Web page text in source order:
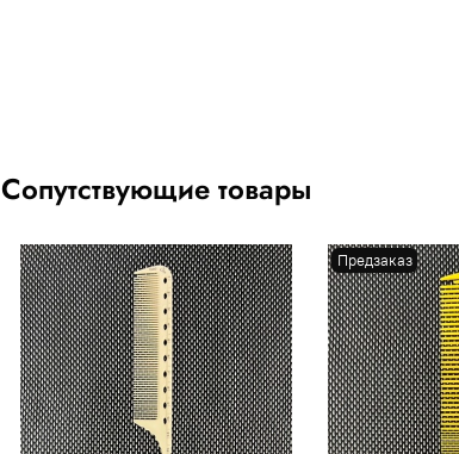
Сопутствующие товары
Предзаказ